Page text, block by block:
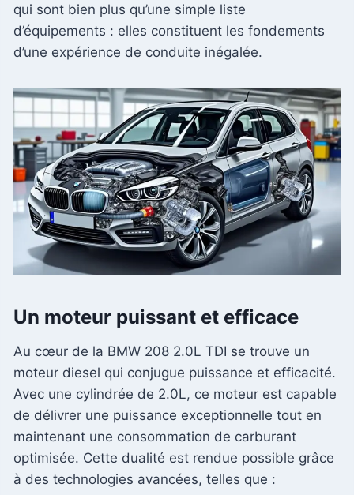
qui sont bien plus qu’une simple liste
d’équipements : elles constituent les fondements
d’une expérience de conduite inégalée.
Un moteur puissant et efficace
Au cœur de la BMW 208 2.0L TDI se trouve un
moteur diesel qui conjugue puissance et efficacité.
Avec une cylindrée de 2.0L, ce moteur est capable
de délivrer une puissance exceptionnelle tout en
maintenant une consommation de carburant
optimisée. Cette dualité est rendue possible grâce
à des technologies avancées, telles que :